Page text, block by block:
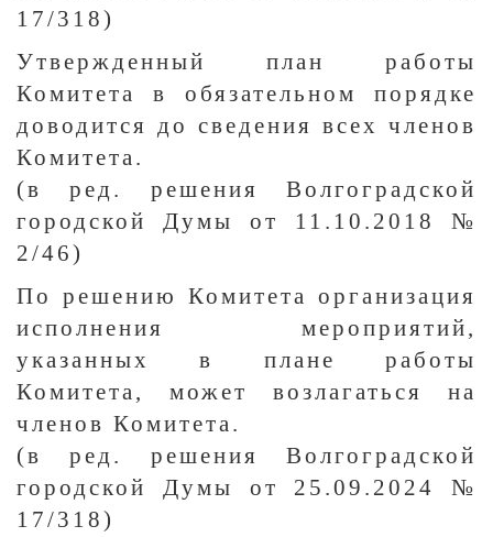
17/318)
Утвержденный план работы
Комитета в обязательном порядке
доводится до сведения всех членов
Комитета.
(в ред. решения Волгоградской
городской Думы от 11.10.2018 №
2/46)
По решению Комитета организация
исполнения мероприятий,
указанных в плане работы
Комитета, может возлагаться на
членов Комитета.
(в ред. решения Волгоградской
городской Думы от 25.09.2024 №
17/318)